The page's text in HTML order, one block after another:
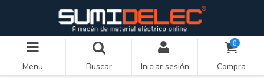
Menu Buscar Iniciar sesión
0
Compra